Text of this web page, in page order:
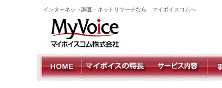
インターネット調査・ネットリサーチなら、マイボイスコムへ